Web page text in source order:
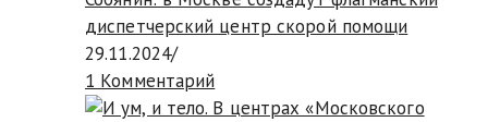
диспетчерский центр скорой помощи
29.11.2024/
1 Комментарий